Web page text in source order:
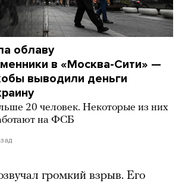
облаву
в «Москва-Сити» —
выводили деньги
20 человек. Некоторые из них
на ФСБ
громкий взрыв. Его